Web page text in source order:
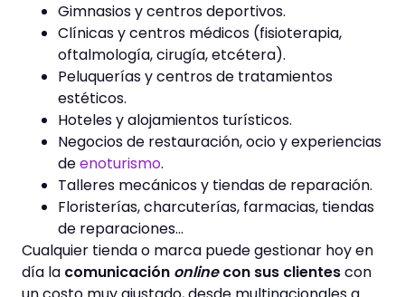
Gimnasios y centros deportivos.
Clínicas y centros médicos (fisioterapia,
oftalmología, cirugía, etcétera).
Peluquerías y centros de tratamientos
estéticos.
Hoteles y alojamientos turísticos.
Negocios de restauración, ocio y experiencias
deenoturismo.
Talleres mecánicos y tiendas de reparación.
Floristerías, charcuterías, farmacias, tiendas
de reparaciones…
Cualquier tienda o marca puede gestionar hoy en
día la comunicación onlinecon sus clientescon